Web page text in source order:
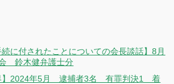
続に付されたことについての会長談話】8月
鈴木健弁護士分
】2024年5月 逮捕者3名 有罪判決1 着